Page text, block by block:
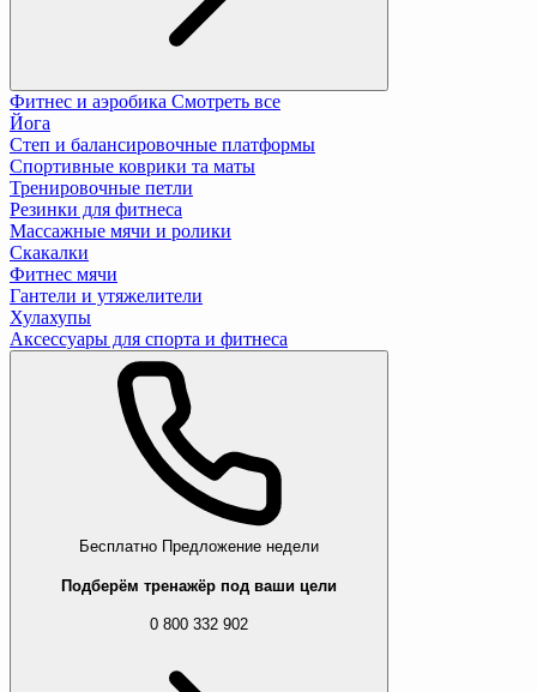
Фитнес и аэробика Смотреть все
Йога
Степ и балансировочные платформы
Спортивные коврики та маты
Тренировочные петли
Резинки для фитнеса
Массажные мячи и ролики
Скакалки
Фитнес мячи
Гантели и утяжелители
Хулахупы
Аксессуары для спорта и фитнеса
Бесплатно Предложение недели
Подберём тренажёр под ваши цели
0 800 332 902